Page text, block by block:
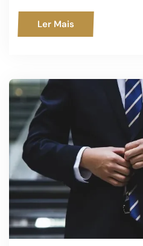
Ler Mais